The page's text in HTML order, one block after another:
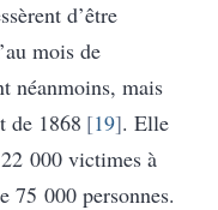
d’être
mois de
néanmoins, mais
de 1868 19 . Elle
000 victimes à
75 000 personnes.